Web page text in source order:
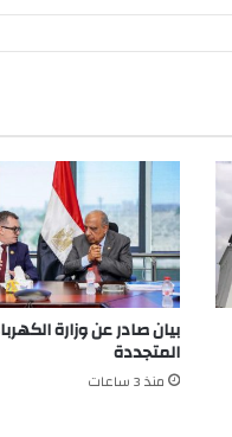
بيان صادر عن وزارة
المتجددة
منذ 3 ساعات